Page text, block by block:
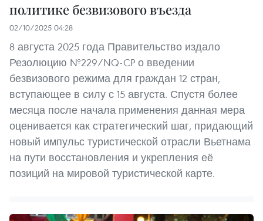
политике безвизового въезда
02/10/2025 04:28
8 августа 2025 года Правительство издало
Резолюцию №229/NQ-CP о введении
безвизового режима для граждан 12 стран,
вступающее в силу с 15 августа. Спустя более
месяца после начала применения данная мера
оценивается как стратегический шаг, придающий
новый импульс туристической отрасли Вьетнама
на пути восстановления и укрепления её
позиций на мировой туристической карте.